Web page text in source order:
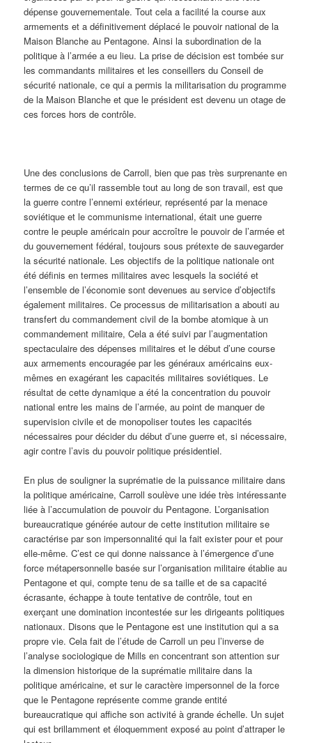
dépense gouvernementale. Tout cela a facilité la course aux
armements et a définitivement déplacé le pouvoir national de la
Maison Blanche au Pentagone. Ainsi la subordination de la
politique à l’armée a eu lieu. La prise de décision est tombée sur
les commandants militaires et les conseillers du Conseil de
sécurité nationale, ce qui a permis la militarisation du programme
de la Maison Blanche et que le président est devenu un otage de
ces forces hors de contrôle.
Une des conclusions de Carroll, bien que pas très surprenante en
termes de ce qu’il rassemble tout au long de son travail, est que
la guerre contre l’ennemi extérieur, représenté par la menace
soviétique et le communisme international, était une guerre
contre le peuple américain pour accroître le pouvoir de l’armée et
du gouvernement fédéral, toujours sous prétexte de sauvegarder
la sécurité nationale. Les objectifs de la politique nationale ont
été définis en termes militaires avec lesquels la société et
l’ensemble de l’économie sont devenues au service d’objectifs
également militaires. Ce processus de militarisation a abouti au
transfert du commandement civil de la bombe atomique à un
commandement militaire, Cela a été suivi par l’augmentation
spectaculaire des dépenses militaires et le début d’une course
aux armements encouragée par les généraux américains eux-
mêmes en exagérant les capacités militaires soviétiques. Le
résultat de cette dynamique a été la concentration du pouvoir
national entre les mains de l’armée, au point de manquer de
supervision civile et de monopoliser toutes les capacités
nécessaires pour décider du début d’une guerre et, si nécessaire,
agir contre l’avis du pouvoir politique présidentiel.
En plus de souligner la suprématie de la puissance militaire dans
la politique américaine, Carroll soulève une idée très intéressante
liée à l’accumulation de pouvoir du Pentagone. L’organisation
bureaucratique générée autour de cette institution militaire se
caractérise par son impersonnalité qui la fait exister pour et pour
elle-même. C’est ce qui donne naissance à l’émergence d’une
force métapersonnelle basée sur l’organisation militaire établie au
Pentagone et qui, compte tenu de sa taille et de sa capacité
écrasante, échappe à toute tentative de contrôle, tout en
exerçant une domination incontestée sur les dirigeants politiques
nationaux. Disons que le Pentagone est une institution qui a sa
propre vie. Cela fait de l’étude de Carroll un peu l’inverse de
l’analyse sociologique de Mills en concentrant son attention sur
la dimension historique de la suprématie militaire dans la
politique américaine, et sur le caractère impersonnel de la force
que le Pentagone représente comme grande entité
bureaucratique qui affiche son activité à grande échelle. Un sujet
qui est brillamment et éloquemment exposé au point d’attraper le